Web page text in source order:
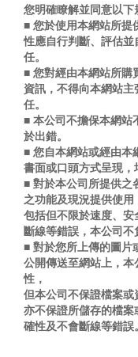
您明確瞭解並同意以下
■ 您於使用本網站所提
性應自行判斷、評估
任。
■ 您對經由本網站所購
資訊，不得向本網站
任。
■ 本公司不擔保本網站
於出錯。
■ 您自本網站或經由本
書面或口頭方式呈現，
■ 對於本公司所提供之
之功能及現況提供使
包括但不限於速度、
斷線等錯誤，本公司不
■ 對於您所上傳的圖片
公開傳送至網站上，
性，
但本公司不保證檔案或
亦不保證所儲存的檔
確性及不會斷線等錯誤。